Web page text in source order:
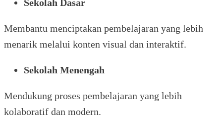
Sekolah Dasar
Membantu menciptakan pembelajaran yang lebih
menarik melalui konten visual dan interaktif.
Sekolah Menengah
Mendukung proses pembelajaran yang lebih
kolaboratif dan modern.